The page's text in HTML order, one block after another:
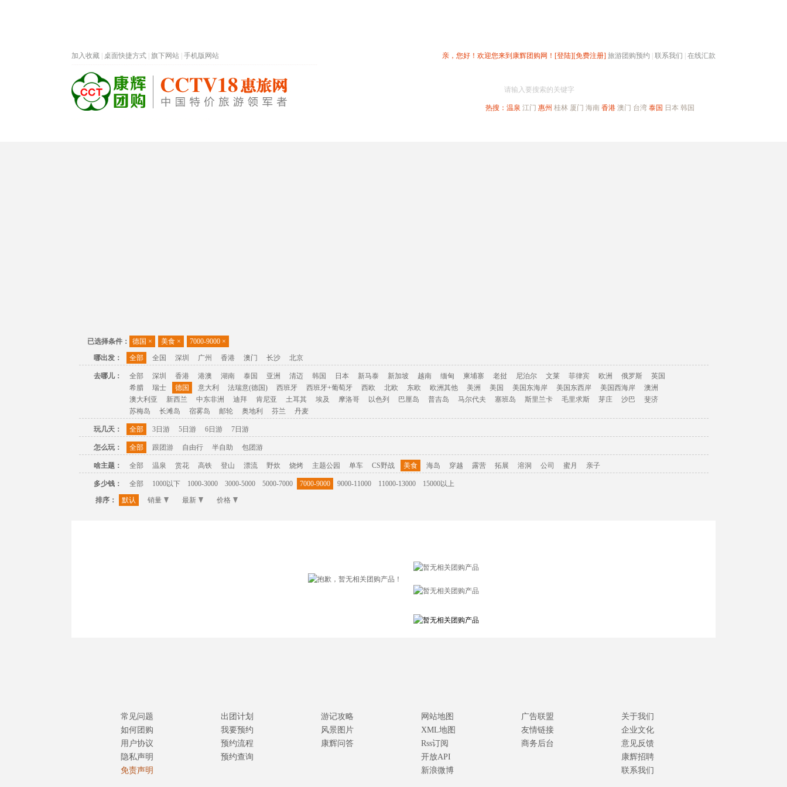
亲，您好！欢迎您来到康辉团购网！ [登陆][免费注册] 旅游团购预约 联系我们 在线汇款
加入收藏 桌面快捷方式 旗下网站 手机版网站
请输入要搜索的关键字
热搜： 温泉 江门 惠州 桂林 厦门 海南 香港 澳门 台湾 泰国 日本 韩国
已选择条件： 德国 × 美食 × 7000-9000 ×
哪出发：
全部 全国 深圳 广州 香港 澳门 长沙 北京
去哪儿： 全部 深圳 香港 港澳 湖南 泰国 亚洲 清迈 韩国 日本 新马泰 新加坡 越南 缅甸 柬埔寨 老挝 尼泊尔 文莱 菲律宾 欧洲 俄罗斯
英国
希腊
瑞士 德国 意大利 法瑞意(德国) 西班牙 西班牙+葡萄牙 西欧 北欧 东欧 欧洲其他 美洲 美国 美国东海岸 美国东西岸 美国西海岸
澳洲
澳大利亚
新西兰 中东非洲 迪拜 肯尼亚 土耳其 埃及 摩洛哥 以色列 巴厘岛 普吉岛 马尔代夫 塞班岛 斯里兰卡 毛里求斯 芽庄 沙巴
斐济
苏梅岛
长滩岛 宿雾岛 邮轮 奥地利 芬兰 丹麦
玩几天： 全部 3日游 5日游 6日游 7日游
怎么玩： 全部 跟团游 自由行 半自助 包团游
啥主题： 全部 温泉 赏花 高铁 登山 漂流 野炊 烧烤 主题公园 单车 CS野战 美食 海岛 穿越 露营 拓展 溶洞 公司 蜜月 亲子
多少钱： 全部 1000以下 1000-3000 3000-5000 5000-7000 7000-9000 9000-11000 11000-13000
15000以上
排序：
默认 销量 最新 价格
常见问题
如何团购
用户协议
隐私声明
免责声明
出团计划
我要预约
预约流程
预约查询
游记攻略
风景图片
康辉问答
网站地图
XML地图
Rss订阅
开放API
新浪微博
广告联盟
友情链接
商务后台
关于我们
企业文化
意见反馈
康辉招聘
联系我们